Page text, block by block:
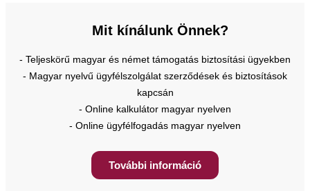
Mit kínálunk Önnek?
- Teljeskörű magyar és német támogatás biztosítási ügyekben
- Magyar nyelvű ügyfélszolgálat szerződések és biztosítások
kapcsán
- Online kalkulátor magyar nyelven
- Online ügyfélfogadás magyar nyelven
További információ